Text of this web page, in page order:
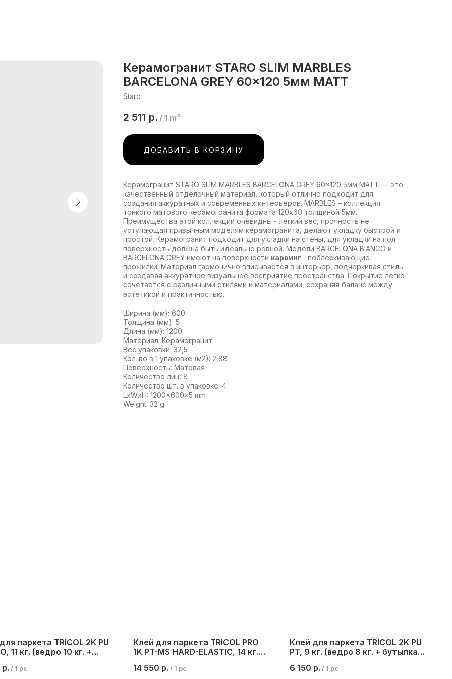
Керамогранит STARO SLIM MARBLES
BARCELONA GREY 60x120 5мм MATT
Staro
2 511 р. / 1 m²
ДОБАВИТЬ В КОРЗИНУ
Керамогранит STARO SLIM MARBLES BARCELONA GREY 60x120 5мм MATT — это
качественный отделочный материал, который отлично подходит для
создания аккуратных и современных интерьеров. MARBLES – коллекция
тонкого матового керамогранита формата 120х60 толщиной 5мм.
Преимущества этой коллекции очевидны - легкий вес, прочность не
уступающая привычным моделям керамогранита, делают укладку быстрой и
простой. Керамогранит подходит для укладки на стены, для укладки на пол
поверхность должна быть идеально ровной. Модели BARCELONA BIANCO и
BARCELONA GREY имеют на поверхности карвинг - поблескивающие
прожилки. Материал гармонично вписывается в интерьер, подчёркивая стиль
и создавая аккуратное визуальное восприятие пространства. Покрытие легко
сочетается с различными стилями и материалами, сохраняя баланс между
эстетикой и практичностью.
Ширина (мм): 600
Толщина (мм): 5
Длина (мм): 1200
Материал: Керамогранит
Вес упаковки: 32,5
Кол-во в 1 упаковке (м2): 2,88
Поверхность: Матовая
Количество лиц: 8
Количество шт. в упаковке: 4
LxWxH: 1200x600x5 mm
Weight: 32 g
паркета TRICOL 2K PU
11 кг. (ведро 10 кг. +
р. / 1 pc
Клей для паркета TRICOL PRO
1K PT-MS HARD-ELASTIC, 14 кг.
14 550 р. / 1 pc
Клей для паркета TRICOL 2K PU
PT, 9 кг. (ведро 8 кг. + бутылка 1
6 150 р. / 1 pc